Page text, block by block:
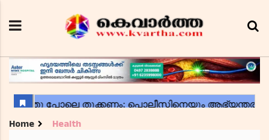
Home Health